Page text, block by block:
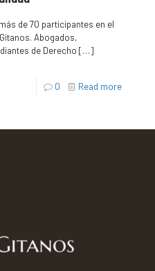
de 70 participantes en el
Abogados,
de Derecho […]
0 Read more